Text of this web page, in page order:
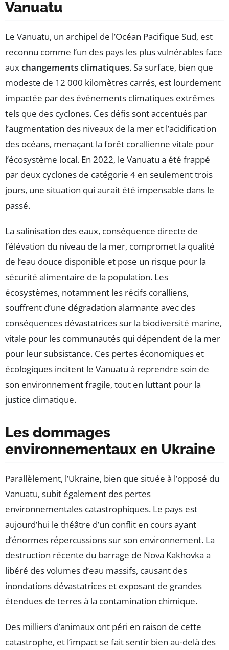
Vanuatu
Le Vanuatu, un archipel de l’Océan Pacifique Sud, est
reconnu comme l’un des pays les plus vulnérables face
auxchangements climatiques. Sa surface, bien que
modeste de 12 000 kilomètres carrés, est lourdement
impactée par des événements climatiques extrêmes
tels que des cyclones. Ces défis sont accentués par
l’augmentation des niveaux de la mer et l’acidification
des océans, menaçant la forêt corallienne vitale pour
l’écosystème local. En 2022, le Vanuatu a été frappé
par deux cyclones de catégorie 4 en seulement trois
jours, une situation qui aurait été impensable dans le
passé.
La salinisation des eaux, conséquence directe de
l’élévation du niveau de la mer, compromet la qualité
de l’eau douce disponible et pose un risque pour la
sécurité alimentaire de la population. Les
écosystèmes, notamment les récifs coralliens,
souffrent d’une dégradation alarmante avec des
conséquences dévastatrices sur la biodiversité marine,
vitale pour les communautés qui dépendent de la mer
pour leur subsistance. Ces pertes économiques et
écologiques incitent le Vanuatu à reprendre soin de
son environnement fragile, tout en luttant pour la
justice climatique.
Les dommages
environnementaux en Ukraine
Parallèlement, l’Ukraine, bien que située à l’opposé du
Vanuatu, subit également des pertes
environnementales catastrophiques. Le pays est
aujourd’hui le théâtre d’un conflit en cours ayant
d’énormes répercussions sur son environnement. La
destruction récente du barrage de Nova Kakhovka a
libéré des volumes d’eau massifs, causant des
inondations dévastatrices et exposant de grandes
étendues de terres à la contamination chimique.
Des milliers d’animaux ont péri en raison de cette
catastrophe, et l’impact se fait sentir bien au-delà des